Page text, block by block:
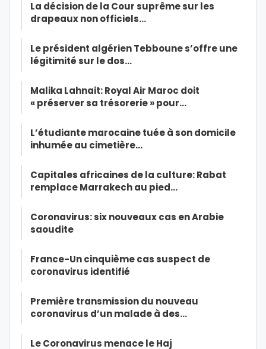
La décision de la Cour suprême sur les
drapeaux non officiels…
Le président algérien Tebboune s’offre une
légitimité sur le dos…
Malika Lahnait: Royal Air Maroc doit
« préserver sa trésorerie » pour…
L’étudiante marocaine tuée à son domicile
inhumée au cimetière…
Capitales africaines de la culture: Rabat
remplace Marrakech au pied…
Coronavirus: six nouveaux cas en Arabie
saoudite
France-Un cinquième cas suspect de
coronavirus identifié
Première transmission du nouveau
coronavirus d’un malade à des…
Le Coronavirus menace le Haj